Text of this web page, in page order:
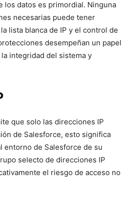
los⁣ datos es primordial. Ninguna
necesarias puede tener‌
lista blanca de IP y el control de⁤
desempeñan un papel
⁤integridad‌ del sistema y
que solo⁣ las direcciones​ IP
de Salesforce,⁢ esto significa
entorno de Salesforce de su
selecto de direcciones IP
el riesgo de acceso no